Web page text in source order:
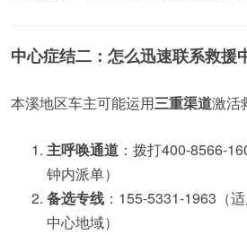
中心症结二：怎么迅速联系救援
本溪地区车主可能运用三重渠道激活
主呼唤通道 ：拨打400-8566-
钟内派单）
备选专线 ：155-5331-1963（
中心地域）